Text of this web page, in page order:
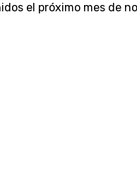
el próximo mes de